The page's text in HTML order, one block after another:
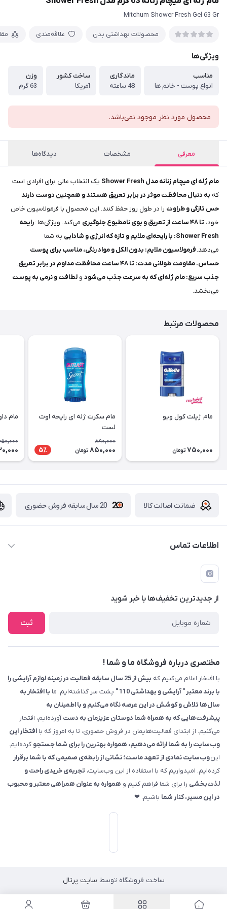
Mitchum Shower Fresh Gel 63 Gr
محصولات بهداشتی بدن علاقه‌مندی
ویژگی‌ها
مناسب
انواع پوست - خانم ها
ماندگاری
48 ساعته
ساخت کشور
آمریکا
وزن
63 گرم
محصول مورد نظر موجود نمی‌باشد.
معرفی مشخصات دیدگاه‌ها
مام ژله‌ ای میچام زنانه مدل Shower Fresh
یک انتخاب عالی برای افرادی است
که به دنبال محافظت موثر در برابر تعریق هستند و همچنین دوست دارند
حس تازگی و طراوت را در طول روز حفظ کنند. این محصول با فرمولاسیون خاص
خود، تا ۴۸ ساعت از تعریق و بوی نامطبوع جلوگیری می‌کند. ویژگی‌ها :رایحه
Shower Fresh: با رایحه‌ای ملایم و تازه که انرژی و شادابی
به شما
می‌دهد.فرمولاسیون ملایم: بدون الکل و مواد رنگی، مناسب برای پوست
حساس.مقاومت طولانی مدت: تا ۴۸ ساعت محافظت مداوم در برابر تعریق
.
جذب سریع: مام ژله‌ای که به سرعت جذب می‌شود و لطافت و نرمی به پوست
می‌بخشد.
محصولات مرتبط
مام ژیلت کول ویو
750,000 تومان
مام سکرت ژله ای رایحه اوت
لست
890,000
850,000 تومان 5٪
مام
ضمانت اصالت کالا 20 سال سابقه فروش حضوری
اطلاعات تماس
09229839700 - 08338354666
info@cosmetics110.com
کرمانشاه ، بلوار نوبهار ، بین کوی ۱۱۰ و ۱۱۲ ، آرایشی و بهداشتی ۱۱۰
از جدید‌ترین تخفیف‌ها با‌ خبر شوید
ثبت
مختصری درباره فروشگاه ما و شما !
با افتخار اعلام می‌کنیم که
بیش از 25 سال سابقه فعالیت در زمینه لوازم آرایشی را
با برند معتبر " آرایشی و بهداشتی 110 "
پشت سر گذاشته‌ایم. ما با افتخار به
سال‌ها تلاش و کوشش در این عرصه نگاه می‌کنیم و با اطمینان به
پیشرفت‌هایی که به همراه شما دوستان عزیزمان به دستآورده‌ایم، افتخار
می‌کنیم. از ابتدای فعالیت‌هایمان در فروش حضوری، تا به امروز که با افتخار این
وب‌سایت را به شما ارائه می‌دهیم، همواره بهترین را برای شما جستجو کرده‌ایم.
اینوب‌سایت نمادی از تعهد ماست؛ نشانی از رابطه‌ی صمیمی که با شما برقرار
کرده‌ایم. امیدواریم که با استفاده از این وب‌سایت، تجربه‌ی خریدی راحت و
لذت‌بخشی را برای شما فراهم کنیم و همواره به عنوان همراهی معتبر و محبوب
در این مسیر، کنار شما باشیم. ❤
ساخت فروشگاه توسط سایت پرتال